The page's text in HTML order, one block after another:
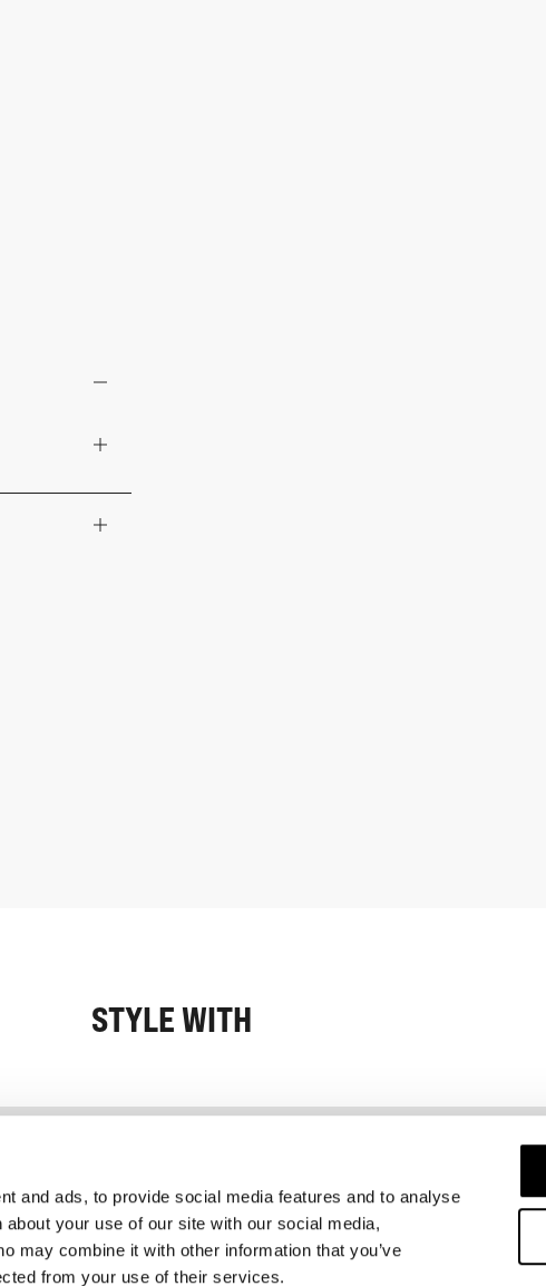
and ads, to provide social media features and to analyse
your use of our site with our social media,
may combine it with other information that you’ve
from your use of their services.
STYLE WITH